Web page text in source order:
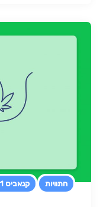
התוויות קנאביס 101